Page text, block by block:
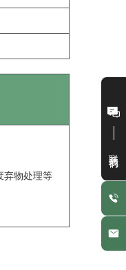
弃物处理等